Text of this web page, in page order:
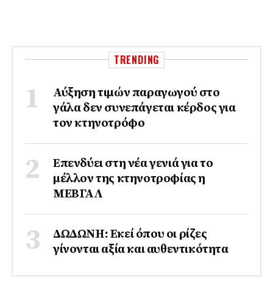
TRENDING
Αύξηση τιμών παραγωγού στο
γάλα δεν συνεπάγεται κέρδος για
τον κτηνοτρόφο
Επενδύει στη νέα γενιά για το
μέλλον της κτηνοτροφίας η
ΜΕΒΓΑΛ
ΔΩΔΩΝΗ: Εκεί όπου οι ρίζες
γίνονται αξία και αυθεντικότητα